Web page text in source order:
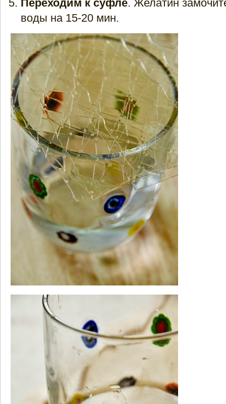
Переходим к суфле. Желатин
воды на 15-20 мин.